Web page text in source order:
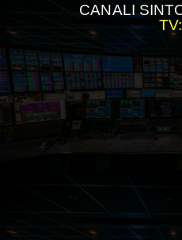
CANALI